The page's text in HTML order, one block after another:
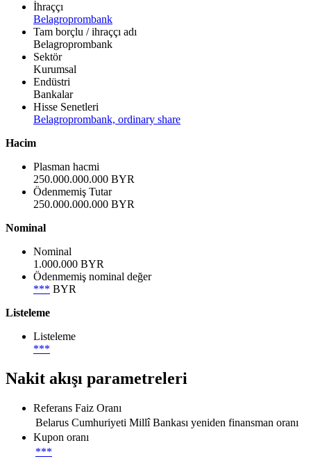
İhraççı
Belagroprombank
Tam borçlu / ihraççı adı
Belagroprombank
Sektör
Kurumsal
Endüstri
Bankalar
Hisse Senetleri
Belagroprombank, ordinary share
Hacim
Plasman hacmi
250.000.000.000 BYR
Ödenmemiş Tutar
250.000.000.000 BYR
Nominal
Nominal
1.000.000 BYR
Ödenmemiş nominal değer
*** BYR
Listeleme
Listeleme
***
Nakit akışı parametreleri
Referans Faiz Oranı
Belarus Cumhuriyeti Millî Bankası yeniden finansman oranı
Kupon oranı
***